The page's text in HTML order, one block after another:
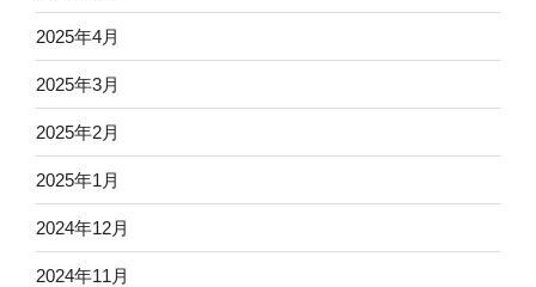
2025年4月
2025年3月
2025年2月
2025年1月
2024年12月
2024年11月